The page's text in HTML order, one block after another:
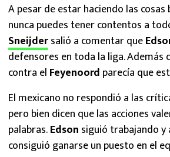
A pesar de estar haciendo las cosas
nunca puedes tener contentos a
Sneijdersalió a comentar que
defensores en toda la liga. Además
contra el Feyenoord parecía que
El mexicano no respondió a las
pero bien dicen que las acciones
palabras.Edson siguió trabajando y
consiguió ganarse un puesto en el